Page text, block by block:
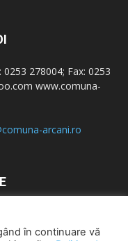
278004; Fax: 0253
www.comuna-
arcani.ro
în continuare vă